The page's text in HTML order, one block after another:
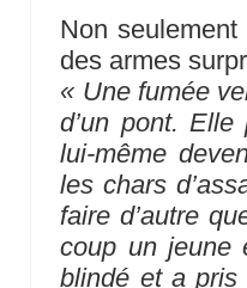
Non
des armes
« Une fumée
d’un pont. Elle
lui-même
les chars
faire d’autre
coup un jeune
blindé et a pris